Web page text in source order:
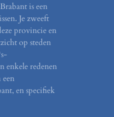
is een
Je zweeft
provincie en
op steden
enkele redenen
en specifiek